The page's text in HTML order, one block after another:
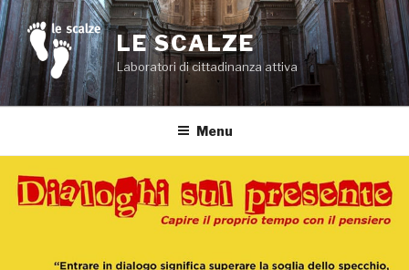
Salta
al
contenuto
LE SCALZE
Laboratori di cittadinanza attiva
Menu